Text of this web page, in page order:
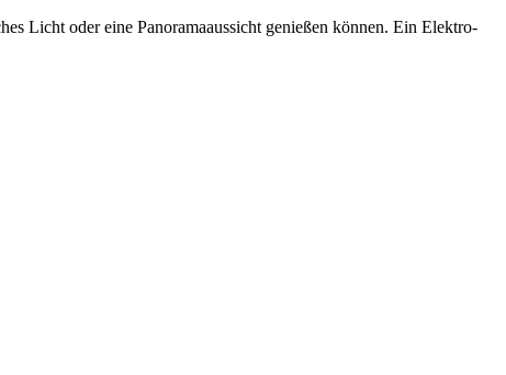
Licht oder eine Panoramaaussicht genießen können. Ein Elektro-